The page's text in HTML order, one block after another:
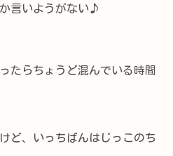
言いようがない♪
たらちょうど混んでいる時間
ど、いっちばんはじっこのち